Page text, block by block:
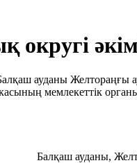
округі
ауданы
мемлекеттік
Балқаш ауданы,